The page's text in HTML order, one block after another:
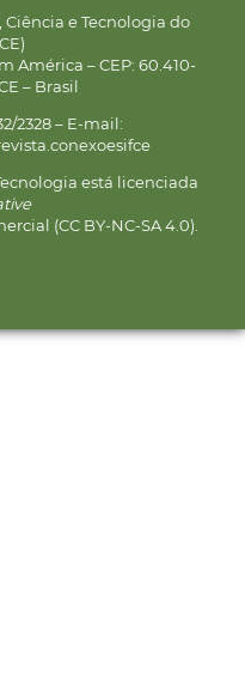
e Tecnologia do
América – CEP: 60.410-
– Brasil
2328 – E-mail:
está licenciada
(CC BY-NC-SA 4.0).